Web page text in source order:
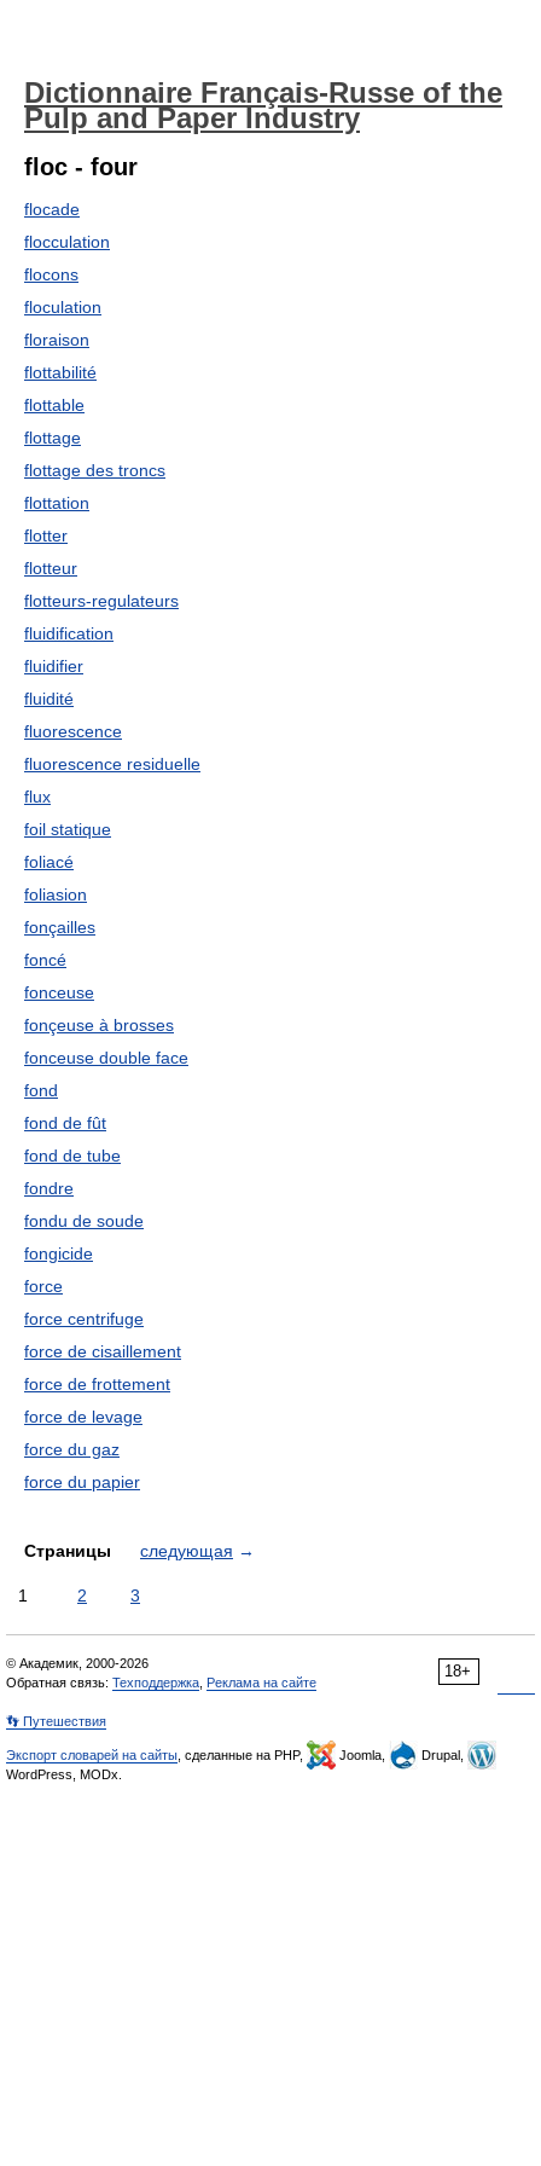
Dictionnaire Français-Russe of the
Pulp and Paper Industry
floc - four
flocade
flocculation
flocons
floculation
floraison
flottabilité
flottable
flottage
flottage des troncs
flottation
flotter
flotteur
flotteurs-regulateurs
fluidification
fluidifier
fluidité
fluorescence
fluorescence residuelle
flux
foil statique
foliacé
foliasion
fonçailles
foncé
fonceuse
fonçeuse à brosses
fonceuse double face
fond
fond de fût
fond de tube
fondre
fondu de soude
fongicide
force
force centrifuge
force de cisaillement
force de frottement
force de levage
force du gaz
force du papier
Страницы следующая →
1 2 3
18+
© Академик, 2000-2026
Обратная связь: Техподдержка Реклама на сайте
👣 Путешествия
Экспорт словарей на сайты , сделанные на PHP, Joomla,
Drupal,
WordPress, MODx.